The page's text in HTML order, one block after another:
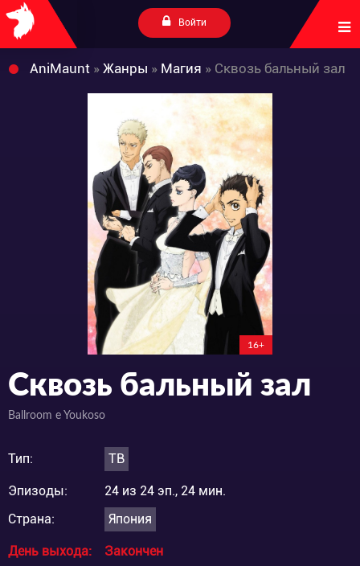
Войти
AniMaunt » Жанры » Магия » Сквозь бальный зал
16+
Сквозь бальный зал
Ballroom e Youkoso
Тип: ТВ
Эпизоды:
24 из 24 эп., 24 мин.
Страна:
Япония
День выхода:
Закончен